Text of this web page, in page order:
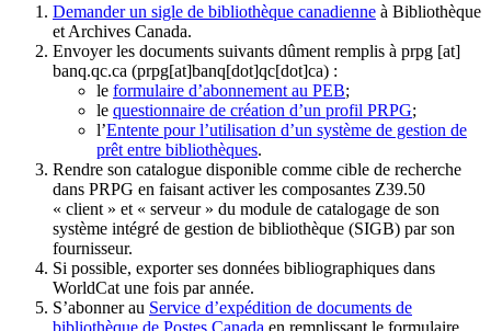
Demander un sigle de bibliothèque canadienne à Bibliothèque
et Archives Canada.
Envoyer les documents suivants dûment remplis à prpg [at]
banq.qc.ca (prpg[at]banq[dot]qc[dot]ca) :
le formulaire d’abonnement au PEB;
le questionnaire de création d’un profil PRPG;
l’Entente pour l’utilisation d’un système de gestion de
prêt entre bibliothèques.
Rendre son catalogue disponible comme cible de recherche
dans PRPG en faisant activer les composantes Z39.50
« client » et « serveur » du module de catalogage de son
système intégré de gestion de bibliothèque (SIGB) par son
fournisseur.
Si possible, exporter ses données bibliographiques dans
WorldCat une fois par année.
S’abonner au Service d’expédition de documents de
bibliothèque de Postes Canada en remplissant le formulaire